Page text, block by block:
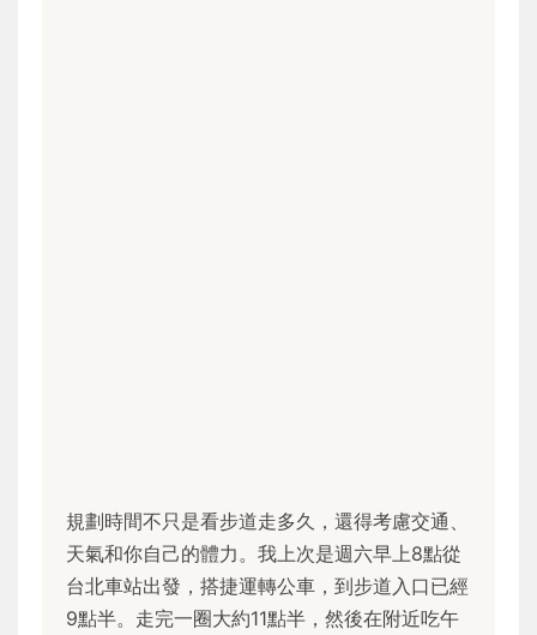
規劃時間不只是看步道走多久，還得考慮交通、
天氣和你自己的體力。我上次是週六早上8點從
台北車站出發，搭捷運轉公車，到步道入口已經
9點半。走完一圈大約11點半，然後在附近吃午